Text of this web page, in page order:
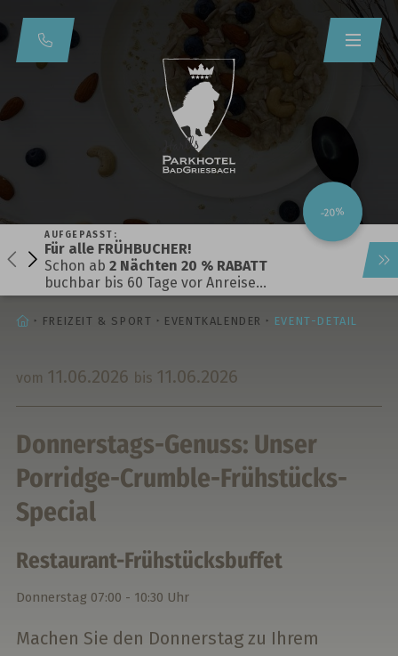
-20%
AUFGEPASST:
Für alle FRÜHBUCHER!
Schon ab 2 Nächten 20 % RABATT
buchbar bis 60 Tage vor Anreise…
STARTSEITE
FREIZEIT & SPORT EVENTKALENDER EVENT-DETAIL
vom 11.06.2026 bis 11.06.2026
Donnerstags-Genuss: Unser
Porridge-Crumble-Frühstücks-
Special
Restaurant-Frühstücksbuffet
Donnerstag 07:00 - 10:30 Uhr
Machen Sie den Donnerstag zu Ihrem